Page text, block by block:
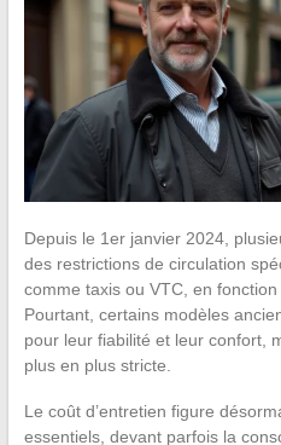
Depuis le 1er janvier 2024,
des restrictions de circulation
comme taxis ou VTC, en fonction
Pourtant, certains modèles
pour leur fiabilité et leur confort,
plus en plus stricte.
Le coût d’entretien figure
essentiels, devant parfois la